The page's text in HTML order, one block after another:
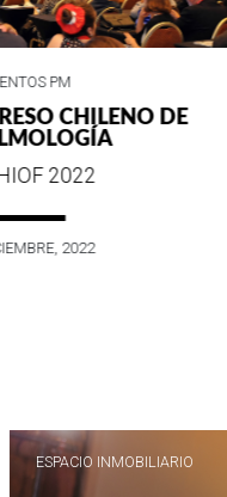
WRANGLER
ESPACIO INMOBILIARIO